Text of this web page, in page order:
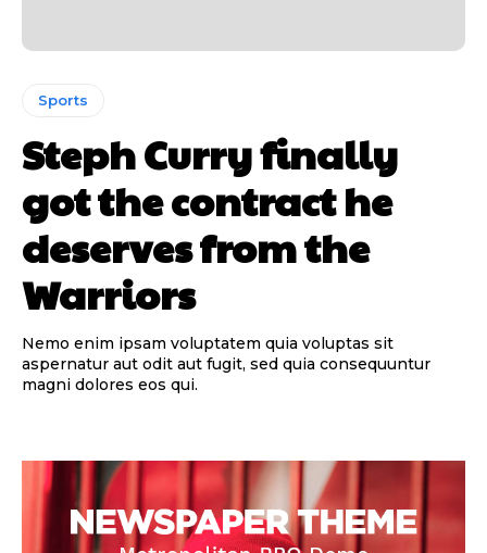
Sports
Steph Curry finally
got the contract he
deserves from the
Warriors
Nemo enim ipsam voluptatem quia voluptas sit
aspernatur aut odit aut fugit, sed quia consequuntur
magni dolores eos qui.